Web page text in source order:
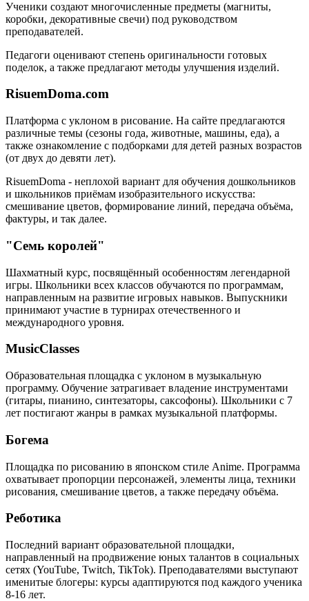
Ученики создают многочисленные предметы (магниты,
коробки, декоративные свечи) под руководством
преподавателей.
Педагоги оценивают степень оригинальности готовых
поделок, а также предлагают методы улучшения изделий.
RisuemDoma.com
Платформа с уклоном в рисование. На сайте предлагаются
различные темы (сезоны года, животные, машины, еда), а
также ознакомление с подборками для детей разных возрастов
(от двух до девяти лет).
RisuemDoma - неплохой вариант для обучения дошкольников
и школьников приёмам изобразительного искусства:
смешивание цветов, формирование линий, передача объёма,
фактуры, и так далее.
"Семь королей"
Шахматный курс, посвящённый особенностям легендарной
игры. Школьники всех классов обучаются по программам,
направленным на развитие игровых навыков. Выпускники
принимают участие в турнирах отечественного и
международного уровня.
MusicClasses
Образовательная площадка с уклоном в музыкальную
программу. Обучение затрагивает владение инструментами
(гитары, пианино, синтезаторы, саксофоны). Школьники с 7
лет постигают жанры в рамках музыкальной платформы.
Богема
Площадка по рисованию в японском стиле Anime. Программа
охватывает пропорции персонажей, элементы лица, техники
рисования, смешивание цветов, а также передачу объёма.
Реботика
Последний вариант образовательной площадки,
направленный на продвижение юных талантов в социальных
сетях (YouTube, Twitch, TikTok). Преподавателями выступают
именитые блогеры: курсы адаптируются под каждого ученика
8-16 лет.